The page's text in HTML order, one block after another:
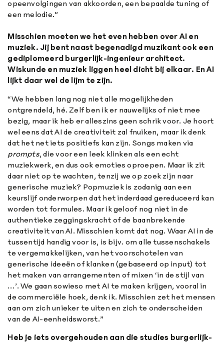
opeenvolgingen van akkoorden, een bepaalde tuning of
een melodie.”
Misschien moeten we het even hebben over AI en
muziek. Jij bent naast begenadigd muzikant ook een
gediplomeerd burgerlijk-ingenieur architect.
Wiskunde en muziek liggen heel dicht bij elkaar. En AI
lijkt daar wel de lijm te zijn.
“We hebben lang nog niet alle mogelijkheden
ontgrendeld, hé. Zelf ben ik er nauwelijks of niet mee
bezig, maar ik heb er alleszins geen schrik voor. Je hoort
wel eens dat AI de creativiteit zal fnuiken, maar ik denk
dat het net iets positiefs kan zijn. Songs maken via
prompts, die voor een leek klinken als een echt
muziekwerk, en dus ook emoties oproepen. Maar ik zit
daar niet op te wachten, tenzij we op zoek zijn naar
generische muziek? Popmuziek is zodanig aan een
keurslijf onderworpen dat het inderdaad gereduceerd kan
worden tot formules. Maar ik geloof nog niet in de
authentieke zeggingskracht of de baanbrekende
creativiteit van AI. Misschien komt dat nog. Waar AI in de
tussentijd handig voor is, is bijv. om alle tussenschakels
te vergemakkelijken, van het voorschotelen van
generische ideeën of klanken (gebaseerd op input) tot
het maken van arrangementen of mixen ‘in de stijl van
…’. We gaan sowieso met AI te maken krijgen, vooral in
de commerciële hoek, denk ik. Misschien zet het mensen
aan om zich unieker te uiten en zich te onderscheiden
van de AI-eenheidsworst.”
Heb je iets overgehouden aan die studies burgerlijk-